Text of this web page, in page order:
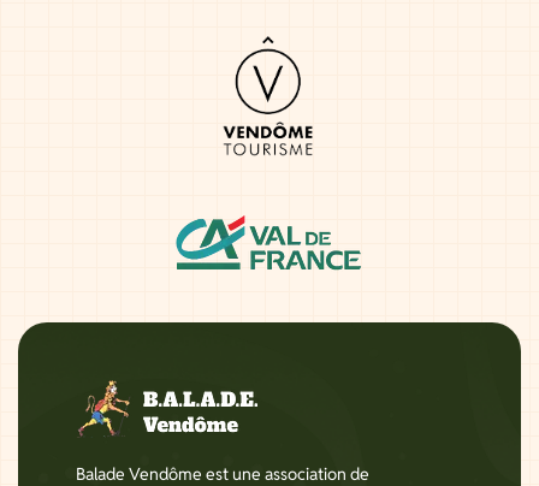
Balade Vendôme est une association de